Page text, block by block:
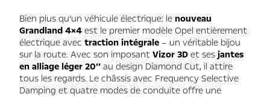
Bien plus qu’un véhicule électrique: le nouveau
Grandland 4×4 est le premier modèle Opel entièrement
électrique avec traction intégrale – un véritable bijou
sur la route. Avec son imposant Vizor 3D et ses jantes
en alliage léger 20’’ au design Diamond Cut, il attire
tous les regards. Le châssis avec Frequency Selective
Damping et quatre modes de conduite offre une